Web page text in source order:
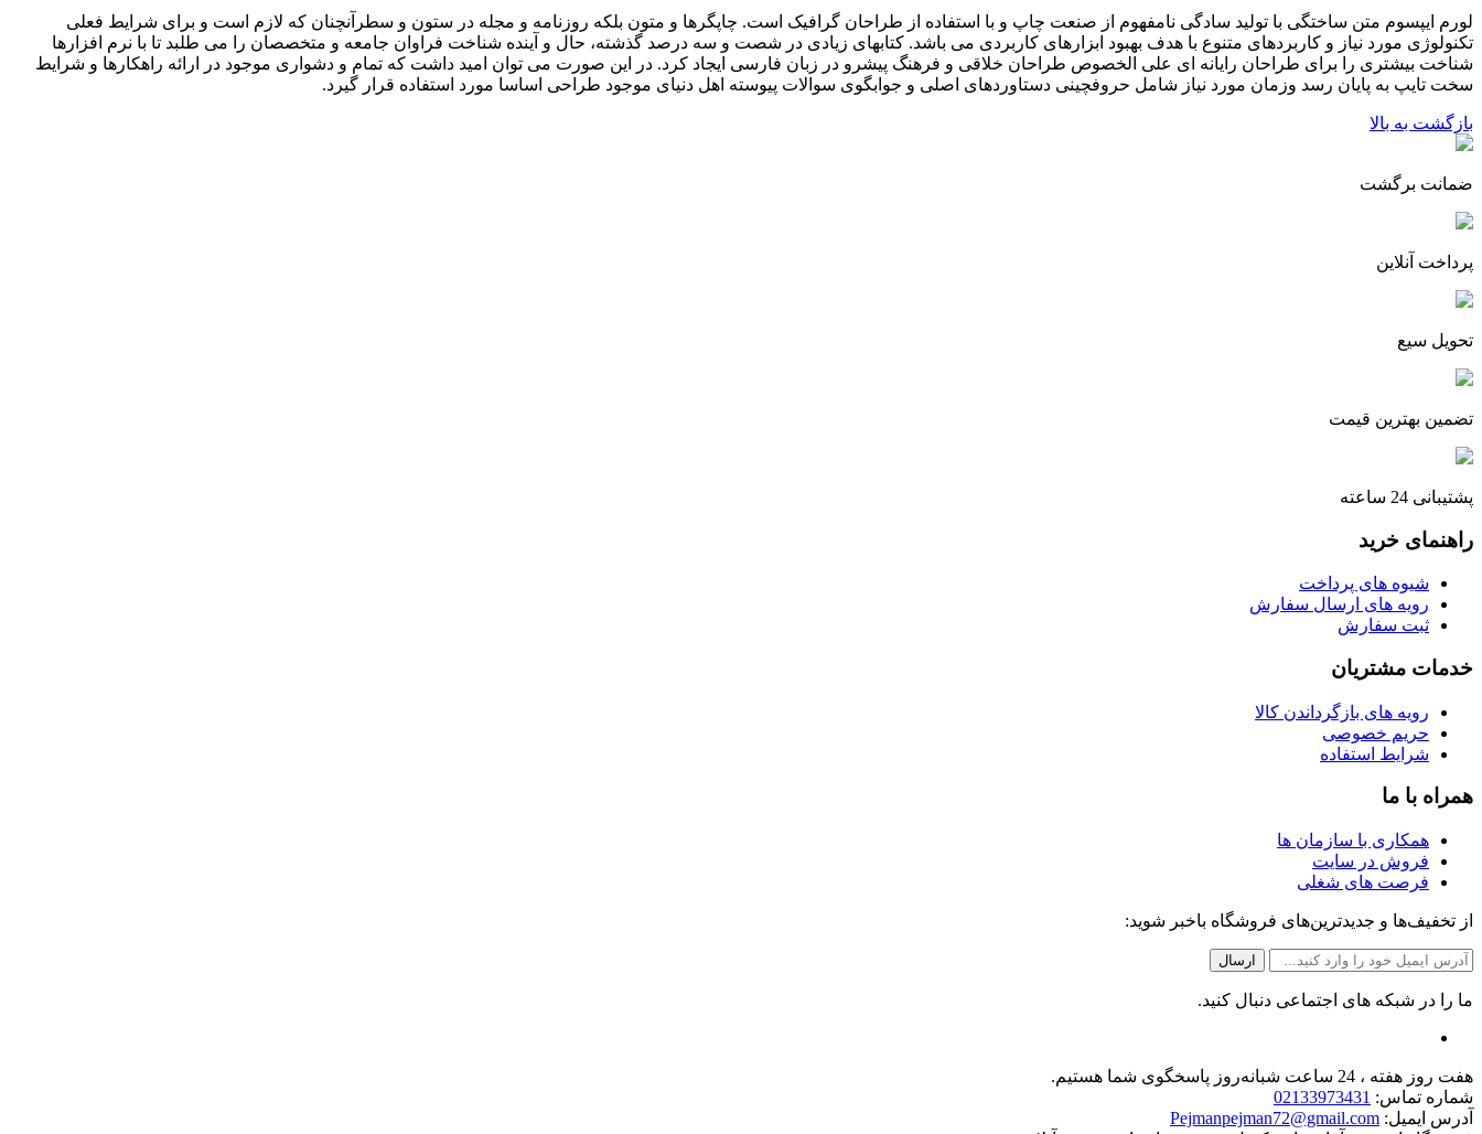
لورم ایپسوم متن ساختگی با تولید سادگی نامفهوم از صنعت چاپ و با استفاده از طراحان گرافیک است. چاپگرها و متون بلکه روزنامه و مجله در ستون و سطرآنچنان که لازم است و برای شرایط فعلی
تکنولوژی مورد نیاز و کاربردهای متنوع با هدف بهبود ابزارهای کاربردی می باشد. کتابهای زیادی در شصت و سه درصد گذشته، حال و آینده شناخت فراوان جامعه و متخصصان را می طلبد تا با نرم افزارها
شناخت بیشتری را برای طراحان رایانه ای علی الخصوص طراحان خلاقی و فرهنگ پیشرو در زبان فارسی ایجاد کرد. در این صورت می توان امید داشت که تمام و دشواری موجود در ارائه راهکارها و شرایط
سخت تایپ به پایان رسد وزمان مورد نیاز شامل حروفچینی دستاوردهای اصلی و جوابگوی سوالات پیوسته اهل دنیای موجود طراحی اساسا مورد استفاده قرار گیرد.
بازگشت به بالا
ضمانت برگشت
پرداخت آنلاین
تحویل سیع
تضمین بهترین قیمت
پشتیبانی 24 ساعته
راهنمای خرید
شیوه های پرداخت
رویه های ارسال سفارش
ثبت سفارش
خدمات مشتریان
رویه های بازگرداندن کالا
حریم خصوصی
شرایط استفاده
همراه با ما
همکاری با سازمان ها
فروش در سایت
فرصت های شغلی
از تخفیف‌ها و جدیدترین‌های فروشگاه باخبر شوید:
ما را در شبکه های اجتماعی دنبال کنید.
هفت روز هفته ، 24 ساعت شبانه‌روز پاسخگوی شما هستیم.
شماره تماس: 02133973431
آدرس ایمیل: Pejmanpejman72@gmail.com